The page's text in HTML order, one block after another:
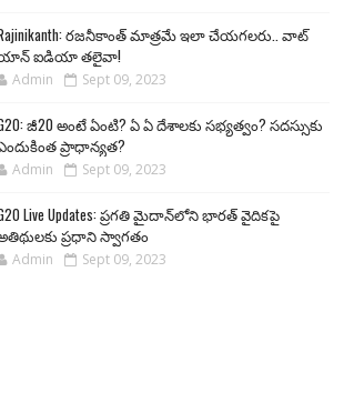
రజనీకాంత్ మాత్రమే ఇలా చేయగలరు.. వాట్
ఐడియా తలైవా!
Admin Sept 09, 2023
జీ20 అంటే ఏంటి? ఏ ఏ దేశాలకు సభ్యత్వం? సదస్సుకు
ప్రాధాన్యత?
Admin Sept 09, 2023
Live Updates: ప్రగతి మైదాన్‌లోని భారత్ వైదికపై
ప్రధాని స్వాగతం
Admin Sept 09, 2023